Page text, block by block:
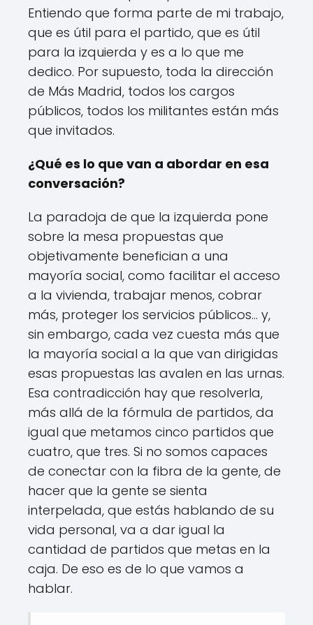
Entiendo que forma parte de mi trabajo,
que es útil para el partido, que es útil
para la izquierda y es a lo que me
dedico. Por supuesto, toda la dirección
de Más Madrid, todos los cargos
públicos, todos los militantes están más
que invitados.
¿Qué es lo que van a abordar en esa
conversación?
La paradoja de que la izquierda pone
sobre la mesa propuestas que
objetivamente benefician a una
mayoría social, como facilitar el acceso
a la vivienda, trabajar menos, cobrar
más, proteger los servicios públicos… y,
sin embargo, cada vez cuesta más que
la mayoría social a la que van dirigidas
esas propuestas las avalen en las urnas.
Esa contradicción hay que resolverla,
más allá de la fórmula de partidos, da
igual que metamos cinco partidos que
cuatro, que tres. Si no somos capaces
de conectar con la fibra de la gente, de
hacer que la gente se sienta
interpelada, que estás hablando de su
vida personal, va a dar igual la
cantidad de partidos que metas en la
caja. De eso es de lo que vamos a
hablar.